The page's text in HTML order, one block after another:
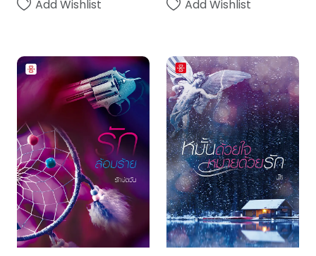
Add Wishlist Add Wishlist